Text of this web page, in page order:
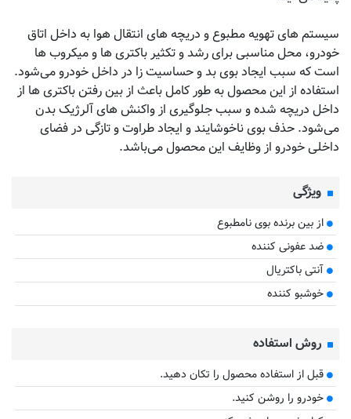
سیستم های تهویه مطبوع و دریچه های انتقال هوا به داخل اتاق
خودرو، محل مناسبی برای رشد و تکثیر باکتری ها و میکروب ها
است که سبب ایجاد بوی بد و حساسیت زا در داخل خودرو می‌شود.
استفاده از این محصول به طور کامل باعث از بین رفتن باکتری ها از
داخل دریچه شده و سبب جلوگیری از واکنش های آلرژیک بدن
می‌شود. حذف بوی ناخوشایند و ایجاد طراوت و تازگی در فضای
داخلی خودرو از وظایف این محصول می‌باشد.
ویژگی
از بین برنده بوی نامطبوع
ضد عفونی کننده
آنتی باکتریال
خوشبو کننده
روش استفاده
قبل از استفاده محصول را تکان دهید.
خودرو را روشن کنید.